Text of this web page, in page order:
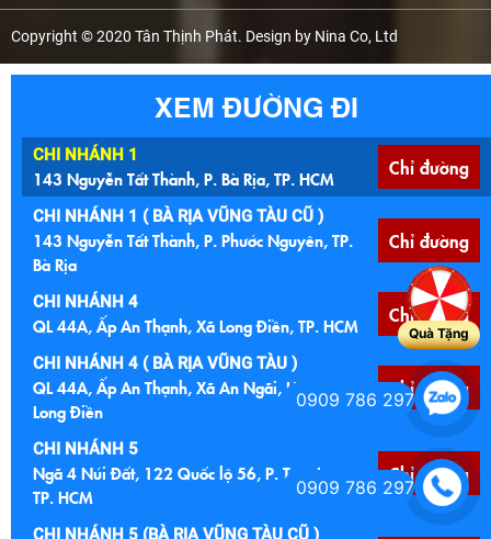
Copyright © 2020 Tân Thịnh Phát. Design by Nina Co, Ltd
XEM ĐƯỜNG ĐI
CHI NHÁNH 1
143 Nguyễn Tất Thành, P. Bà Rịa, TP. HCM Chỉ đường
CHI NHÁNH 1 ( BÀ RỊA VŨNG TÀU CŨ )
143 Nguyễn Tất Thành, P. Phước Nguyên, TP.
Bà Rịa
Chỉ đường
CHI NHÁNH 4
QL 44A, Ấp An Thạnh, Xã Long Điền, TP. HCM Chỉ đường
CHI NHÁNH 4 ( BÀ RỊA VŨNG TÀU )
QL 44A, Ấp An Thạnh, Xã An Ngãi, Huyện
Long Điền
Chỉ đường
CHI NHÁNH 5
Ngã 4 Núi Đất, 122 Quốc lộ 56, P. Tam Long,
TP. HCM
Chỉ đường
CHI NHÁNH 5 (BÀ RỊA VŨNG TÀU CŨ )
Quà Tặng
0909 786 297
0909 786 297